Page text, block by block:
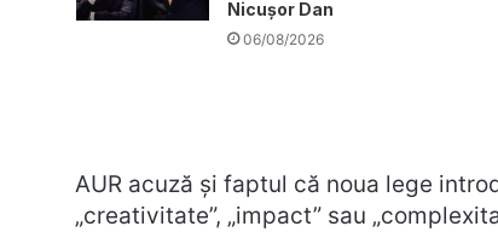
Nicușor Dan
06/08/2026
AUR acuză și faptul că noua lege
„creativitate”, „impact” sau